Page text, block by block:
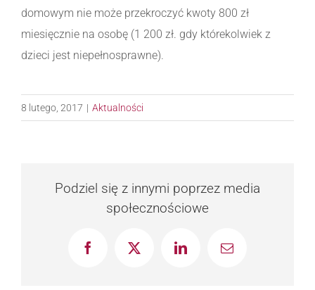
domowym nie może przekroczyć kwoty 800 zł
miesięcznie na osobę (1 200 zł. gdy którekolwiek z
dzieci jest niepełnosprawne).
8 lutego, 2017 | Aktualności
Podziel się z innymi poprzez media
społecznościowe
FacebookX LinkedInEmail